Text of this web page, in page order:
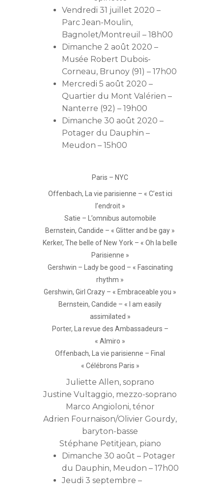
Vendredi 31 juillet 2020 –
Parc Jean-Moulin,
Bagnolet/Montreuil – 18h00
Dimanche 2 août 2020 –
Musée Robert Dubois-
Corneau, Brunoy (91) – 17h00
Mercredi 5 août 2020 –
Quartier du Mont Valérien –
Nanterre (92) – 19h00
Dimanche 30 août 2020 –
Potager du Dauphin –
Meudon – 15h00
Paris – NYC
Offenbach, La vie parisienne – « C’est ici
l’endroit »
Satie – L’omnibus automobile
Bernstein, Candide – « Glitter and be gay »
Kerker, The belle of New York – « Oh la belle
Parisienne »
Gershwin – Lady be good – « Fascinating
rhythm »
Gershwin, Girl Crazy – « Embraceable you »
Bernstein, Candide – « I am easily
assimilated »
Porter, La revue des Ambassadeurs –
« Almiro »
Offenbach, La vie parisienne – Final
« Célébrons Paris »
Juliette Allen, soprano
Justine Vultaggio, mezzo-soprano
Marco Angioloni, ténor
Adrien Fournaison/Olivier Gourdy,
baryton-basse
Stéphane Petitjean, piano
Dimanche 30 août – Potager
du Dauphin, Meudon – 17h00
Jeudi 3 septembre –